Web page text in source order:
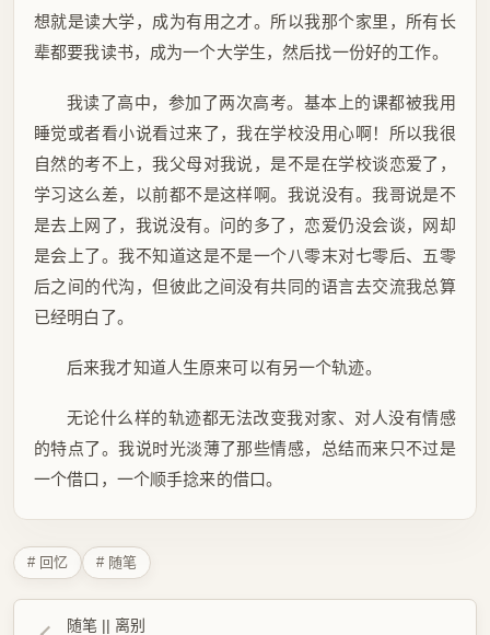
想就是读大学，成为有用之才。所以我那个家里，所有长
辈都要我读书，成为一个大学生，然后找一份好的工作。
我读了高中，参加了两次高考。基本上的课都被我用
睡觉或者看小说看过来了，我在学校没用心啊！所以我很
自然的考不上，我父母对我说，是不是在学校谈恋爱了，
学习这么差，以前都不是这样啊。我说没有。我哥说是不
是去上网了，我说没有。问的多了，恋爱仍没会谈，网却
是会上了。我不知道这是不是一个八零末对七零后、五零
后之间的代沟，但彼此之间没有共同的语言去交流我总算
已经明白了。
后来我才知道人生原来可以有另一个轨迹。
无论什么样的轨迹都无法改变我对家、对人没有情感
的特点了。我说时光淡薄了那些情感，总结而来只不过是
一个借口，一个顺手捻来的借口。
# 回忆 # 随笔
随笔 || 离别